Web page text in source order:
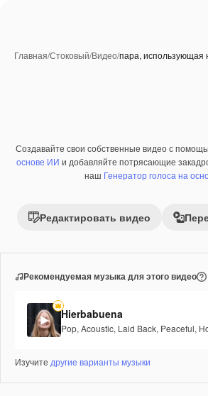
Главная/Стоковый/Видео/пара, использующая
Премиум
Создавайте свои собственные видео с
основе ИИ и добавляйте потрясающие
наш Генератор голоса на
Редактировать видео
Рекомендуемая музыка для этого видео
Hierbabuena
Pop, Acoustic, Laid Back, Peaceful,
Изучите другие варианты музыки